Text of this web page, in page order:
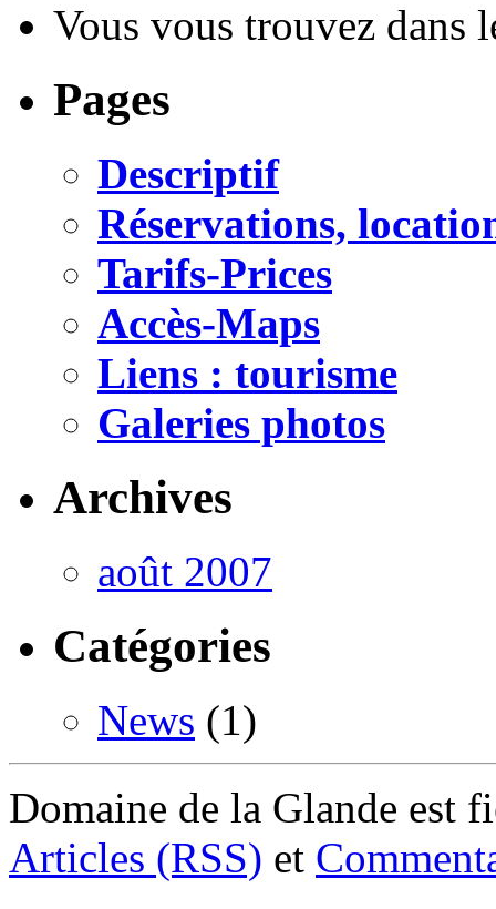
Vous vous trouvez dans
Pages
Descriptif
Réservations,
Tarifs-Prices
Accès-Maps
Liens : tourisme
Galeries photos
Archives
août 2007
Catégories
News (1)
Domaine de la Glande est
Articles (RSS) et